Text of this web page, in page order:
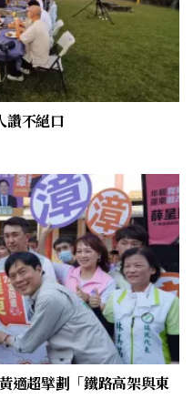
讚不絕口
適超擘劃「鐵路高架與東